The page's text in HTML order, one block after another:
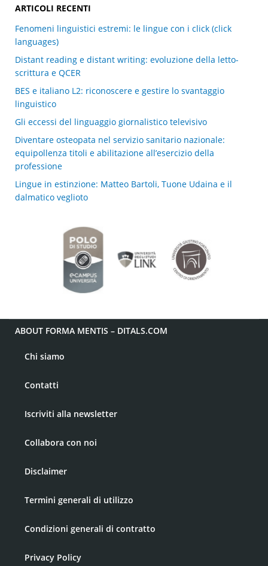
ARTICOLI RECENTI
Fenomeni linguistici estremi: le lingue con i click (click
languages)
Distant reading e distant writing: evoluzione della letto-
scrittura e QCER
BES e italiano L2: riconoscere e gestire lo svantaggio
linguistico
Gli eccessi del linguaggio giornalistico televisivo
Diventare osteopata nel servizio sanitario nazionale:
equipollenza titoli e abilitazione all’esercizio della
professione
Lingue in estinzione: Matteo Bartoli, Tuone Udaina e il
dalmatico veglioto
ABOUT FORMA MENTIS – DITALS.COM
Chi siamo
Contatti
Iscriviti alla newsletter
Collabora con noi
Disclaimer
Termini generali di utilizzo
Condizioni generali di contratto
Privacy Policy